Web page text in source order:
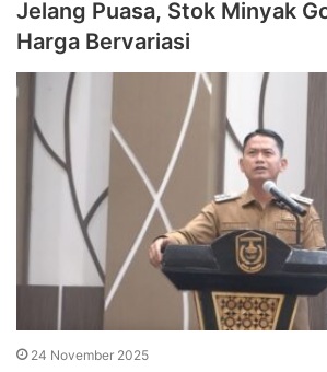
Jelang Puasa, Stok Minyak
Harga Bervariasi
24 November 2025